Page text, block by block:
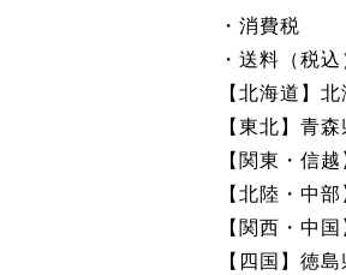
・消費税
・送料（税込
【北海道】
【東北】
【関東・
【北陸・
【関西・
【四国】